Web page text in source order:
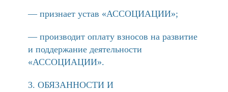
— признает устав «АССОЦИАЦИИ»;
— производит оплату взносов на развитие
и поддержание деятельности
«АССОЦИАЦИИ».
ОБЯЗАННОСТИ И